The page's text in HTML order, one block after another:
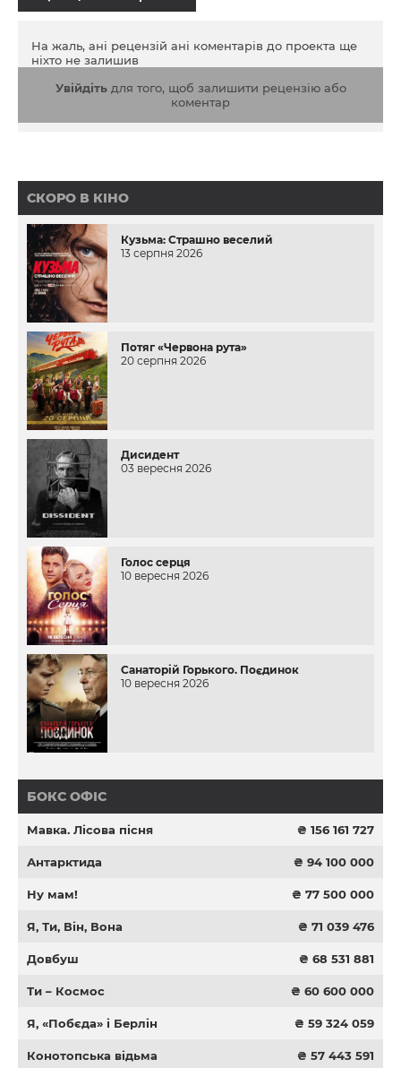
На жаль, ані рецензій ані коментарів до проекта ще
ніхто не залишив
Увійдітьдля того, щоб залишити рецензію або
коментар
СКОРО В КІНО
Кузьма: Страшно веселий
13 серпня 2026
Потяг «Червона рута»
20 серпня 2026
Дисидент
03 вересня 2026
Голос серця
10 вересня 2026
Санаторій Горького. Поєдинок
10 вересня 2026
БОКС ОФІС
Мавка. Лісова пісня ₴ 156 161 727
Антарктида ₴ 94 100 000
Ну мам! ₴ 77 500 000
Я, Ти, Він, Вона ₴ 71 039 476
Довбуш ₴ 68 531 881
Ти – Космос ₴ 60 600 000
Я, «Побєда» і Берлін ₴ 59 324 059
Конотопська відьма ₴ 57 443 591